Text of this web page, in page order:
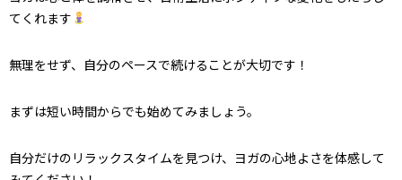
てくれます
無理をせず、自分のペースで続けることが大切です！
まずは短い時間からでも始めてみましょう。
自分だけのリラックスタイムを見つけ、ヨガの心地よさを体感して